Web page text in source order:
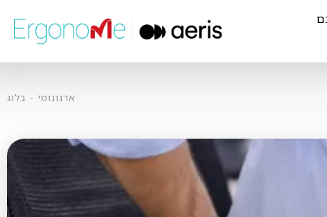
ארגונומי - בלוג